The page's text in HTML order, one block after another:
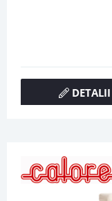
DETALII